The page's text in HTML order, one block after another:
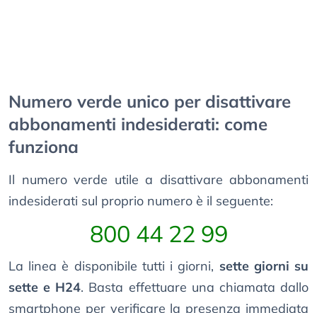
Numero verde unico per disattivare
abbonamenti indesiderati: come
funziona
Il numero verde utile a disattivare abbonamenti
indesiderati sul proprio numero è il seguente:
800 44 22 99
La linea è disponibile tutti i giorni, sette giorni su
sette e H24. Basta effettuare una chiamata dallo
smartphone per verificare la presenza immediata